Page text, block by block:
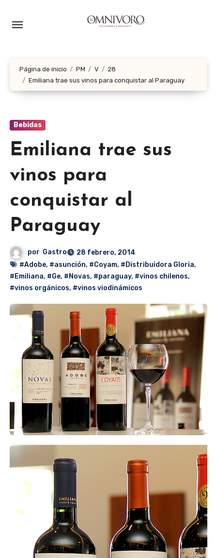
Página de inicio PM V
28
Emiliana trae sus vinos para conquistar al Paraguay
Bebidas
Emiliana trae sus
vinos para
conquistar al
Paraguay
por Gastro
28 febrero, 2014
#Adobe, #asunción, #Coyam, #Distribuidora Gloria,
#Emiliana, #Ge, #Novas, #paraguay, #vinos chilenos,
#vinos orgánicos, #vinos viodinámicos